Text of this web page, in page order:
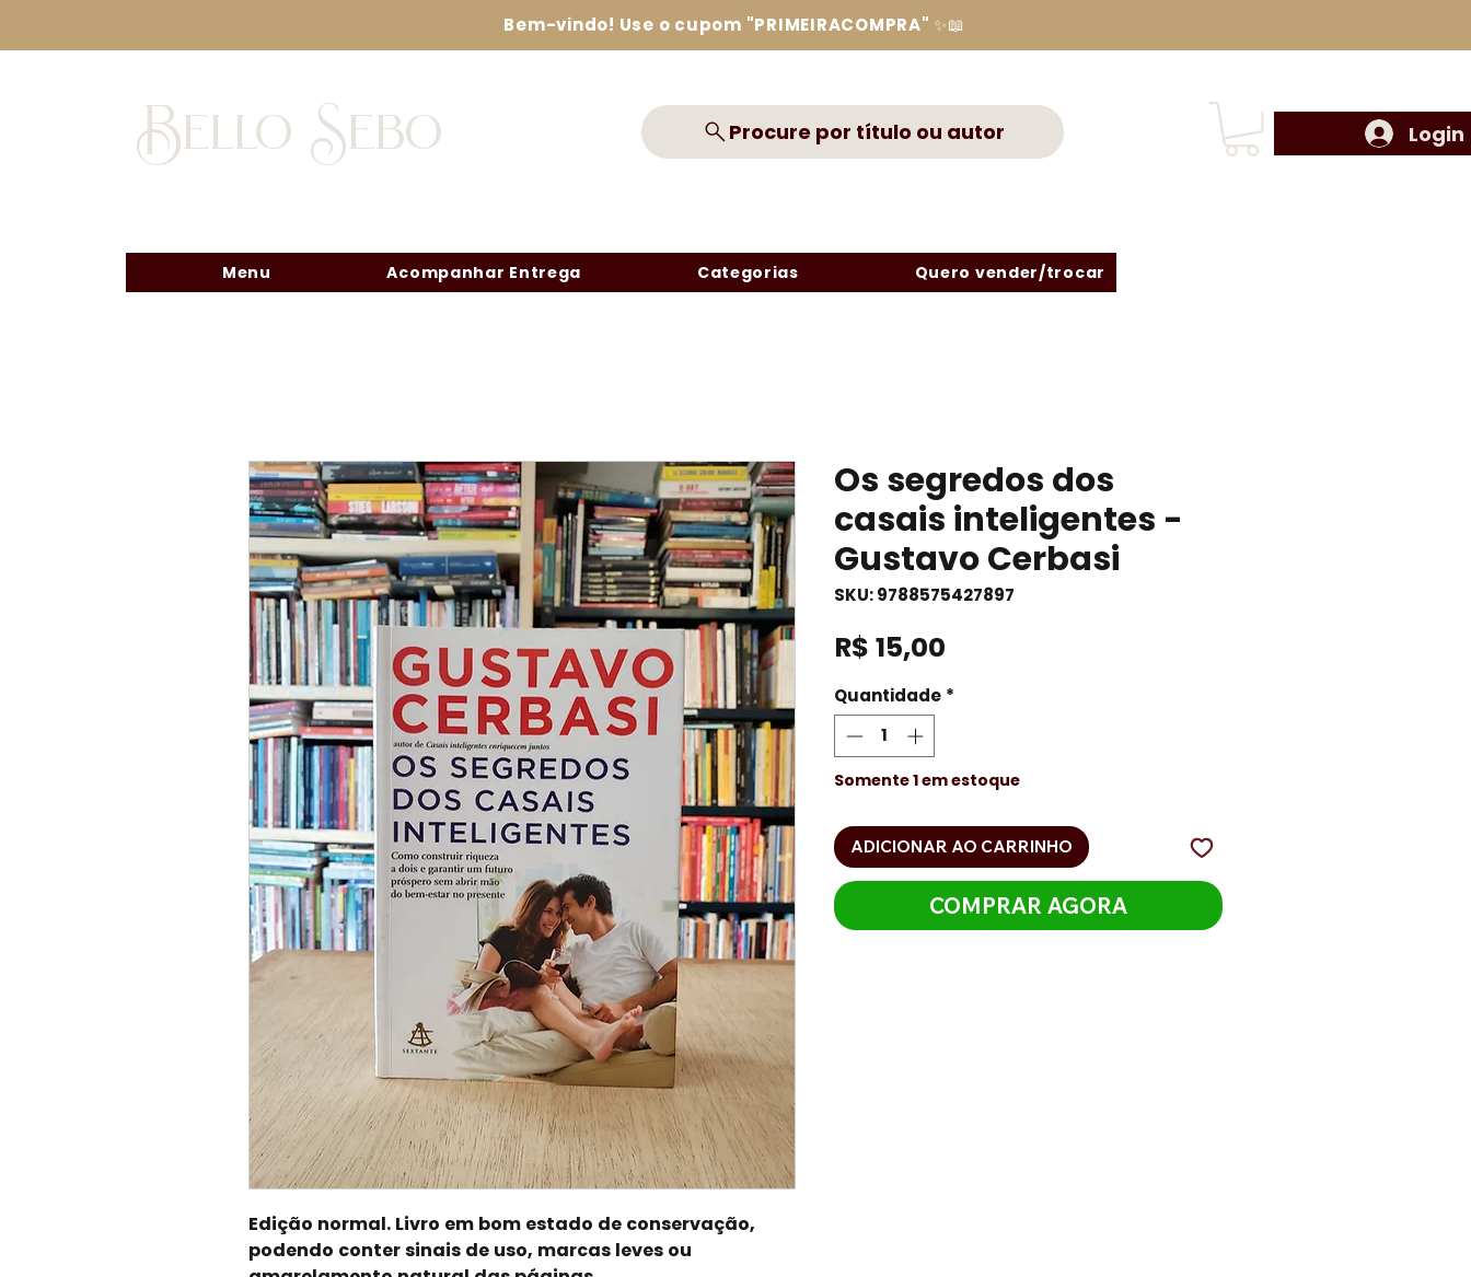
Bem-vindo! Use o cupom "PRIMEIRACOMPRA" ✨📖
Bello Sebo Procure por título ou autor
Menu Acompanhar Entrega Categorias Quero vender/trocar
Login
Edição normal. Livro em bom estado de conservação,
podendo conter sinais de uso, marcas leves ou
Os segredos dos
casais inteligentes -
Gustavo Cerbasi
SKU: 9788575427897
R$ 15,00
Quantidade *
Somente 1 em estoque
ADICIONAR AO CARRINHO
COMPRAR AGORA